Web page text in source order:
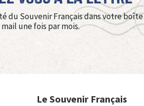
du Souvenir Français dans votre boîte
mail une fois par mois.
Le Souvenir Français